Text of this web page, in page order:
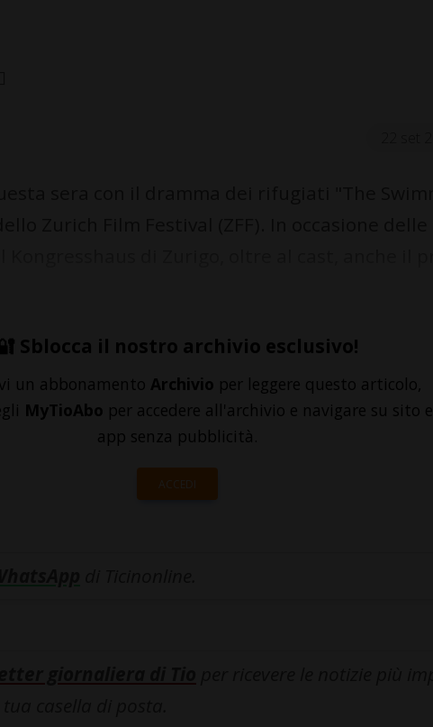
Sblocca il nostro archivio esclusivo!
un abbonamento Archivio per leggere questo articolo,
MyTioAbo per accedere all'archivio e navigare su sito e
app senza pubblicità.
ACCEDI